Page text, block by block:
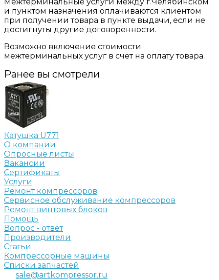
и пунктом назначения оплачиваются клиентом
при получении товара в пункте выдачи, если не
достигнуты другие договоренности.
Возможно включение стоимости
межтерминальных услуг в счёт на оплату товара.
Ранее вы смотрели
Катушка U771
О компании
Опросные листы
Вакансии
Сертификаты
Услуги
Ремонт компрессоров
Сервисное обслуживание компрессоров
Ремонт винтовых блоков
Помощь
Вопрос - ответ
Производители
Статьи
Компрессорные машины
Списки запчастей
sale@artkompressor.ru